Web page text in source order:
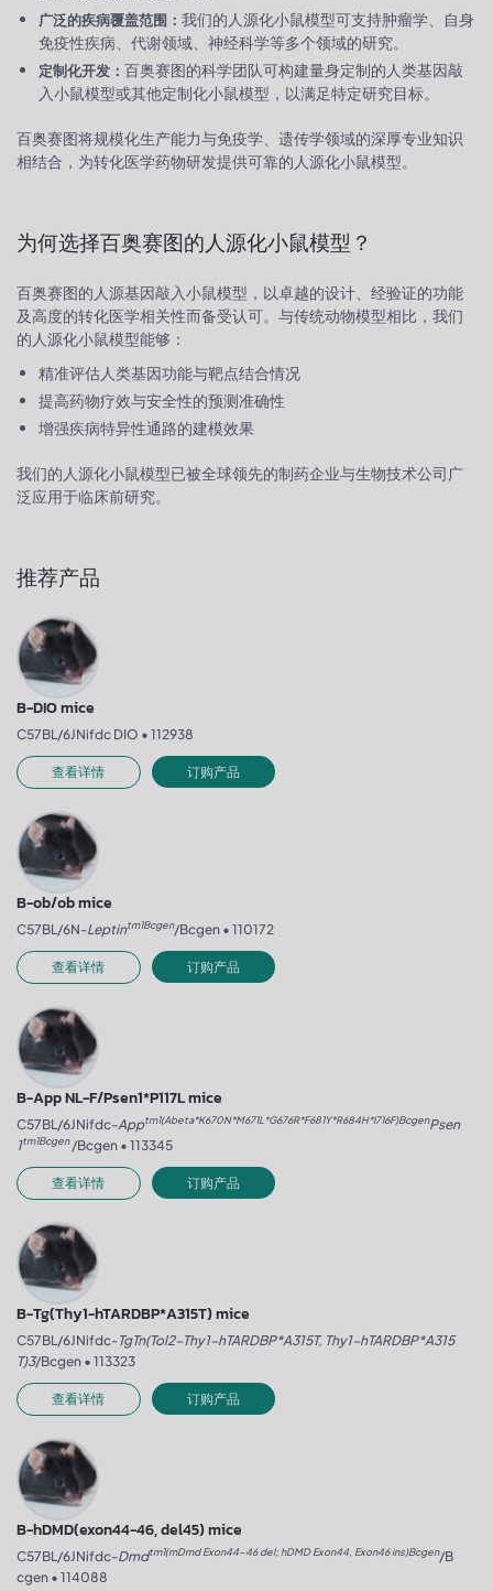
广泛的疾病覆盖范围： 我们的人源化小鼠模型可支持肿瘤学、自身
免疫性疾病、代谢领域、神经科学等多个领域的研究。
定制化开发： 百奥赛图的科学团队可构建量身定制的人类基因敲
入小鼠模型或其他定制化小鼠模型，以满足特定研究目标。
百奥赛图将规模化生产能力与免疫学、遗传学领域的深厚专业知识
相结合，为转化医学药物研发提供可靠的人源化小鼠模型。
为何选择百奥赛图的人源化小鼠模型？
百奥赛图的人源基因敲入小鼠模型，以卓越的设计、经验证的功能
及高度的转化医学相关性而备受认可。与传统动物模型相比，我们
的人源化小鼠模型能够：
精准评估人类基因功能与靶点结合情况
提高药物疗效与安全性的预测准确性
增强疾病特异性通路的建模效果
我们的人源化小鼠模型已被全球领先的制药企业与生物技术公司广
泛应用于临床前研究。
推荐产品
B-DIO mice
C57BL/6JNifdc DIO • 112938
查看详情 订购产品
B-ob/ob mice
C57BL/6N-Leptintm1Bcgen/Bcgen • 110172
查看详情 订购产品
B-App NL-F/Psen1*P117L mice
C57BL/6JNifdc-Apptm1(Abeta*K670N*M671L*G676R*F681Y*R684H*I716F)BcgenPsen
1tm1Bcgen/Bcgen • 113345
查看详情 订购产品
B-Tg(Thy1-hTARDBP*A315T) mice
C57BL/6JNifdc-TgTn(Tol2-Thy1-hTARDBP*A315T, Thy1-hTARDBP*A315
T)3/Bcgen • 113323
查看详情 订购产品
B-hDMD(exon44-46, del45) mice
C57BL/6JNifdc-Dmdtm1(mDmd Exon44-46 del; hDMD Exon44, Exon46 ins)Bcgen/B
cgen • 114088